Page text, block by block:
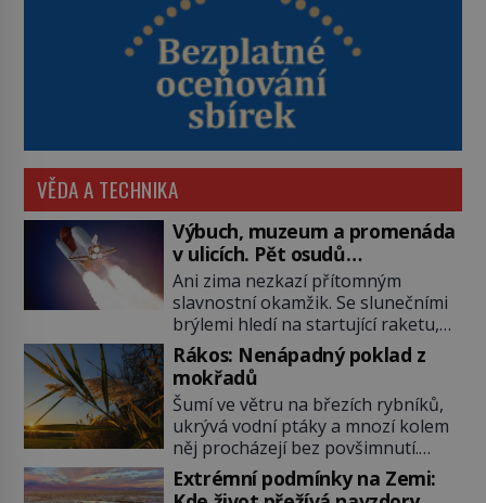
VĚDA A TECHNIKA
Výbuch, muzeum a promenáda
v ulicích. Pět osudů
nejslavnějších raketoplánů
Ani zima nezkazí přítomným
slavnostní okamžik. Se slunečními
brýlemi hledí na startující raketu,
která má do vesmíru vynést kromě
posádky také obyčejnou učitelku.
Po několika sekundách všem
ztuhnou úsměvy, stroj totiž
exploduje. Jejich konstrukce není
z levného kraje, daňové poplatníky
stojí miliardy dolarů. Na druhou
stranu zvládnou jen představitelné
Rákos: Nenápadný poklad z
mokřadů
Šumí ve větru na březích rybníků,
ukrývá vodní ptáky a mnozí kolem
něj procházejí bez povšimnutí.
Přesto právě rákos pomáhal stavět
domy, vyrábět lodě, zapisovat první
Extrémní podmínky na Zemi: